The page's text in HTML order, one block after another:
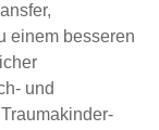
einem besseren
und